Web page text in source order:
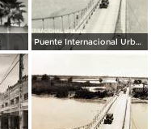
Puente Internacional Urbano